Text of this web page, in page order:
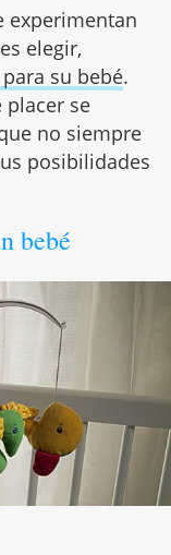
experimentan
elegir,
su bebé.
placer se
no siempre
posibilidades
bebé